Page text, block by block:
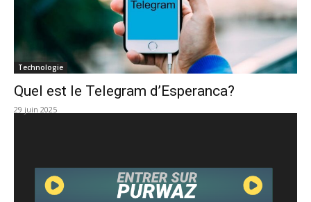
Technologie
Quel est le Telegram d’Esperanca?
29 juin 2025